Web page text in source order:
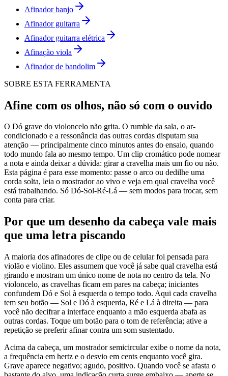
Afinador banjo
Afinador guitarra
Afinador guitarra elétrica
Afinação viola
Afinador de bandolim
SOBRE ESTA FERRAMENTA
Afine com os olhos, não só com o ouvido
O Dó grave do violoncelo não grita. O rumble da sala, o ar-
condicionado e a ressonância das outras cordas disputam sua
atenção — principalmente cinco minutos antes do ensaio, quando
todo mundo fala ao mesmo tempo. Um clip cromático pode nomear
a nota e ainda deixar a dúvida: girar a cravelha mais um fio ou não.
Esta página é para esse momento: passe o arco ou dedilhe uma
corda solta, leia o mostrador ao vivo e veja em qual cravelha você
está trabalhando. Só Dó-Sol-Ré-Lá — sem modos para trocar, sem
conta para criar.
Por que um desenho da cabeça vale mais
que uma letra piscando
A maioria dos afinadores de clipe ou de celular foi pensada para
violão e violino. Eles assumem que você já sabe qual cravelha está
girando e mostram um único nome de nota no centro da tela. No
violoncelo, as cravelhas ficam em pares na cabeça; iniciantes
confundem Dó e Sol à esquerda o tempo todo. Aqui cada cravelha
tem seu botão — Sol e Dó à esquerda, Ré e Lá à direita — para
você não decifrar a interface enquanto a mão esquerda abafa as
outras cordas. Toque um botão para o tom de referência; ative a
repetição se preferir afinar contra um som sustentado.
Acima da cabeça, um mostrador semicircular exibe o nome da nota,
a frequência em hertz e o desvio em cents enquanto você gira.
Grave aparece negativo; agudo, positivo. Quando você se afasta o